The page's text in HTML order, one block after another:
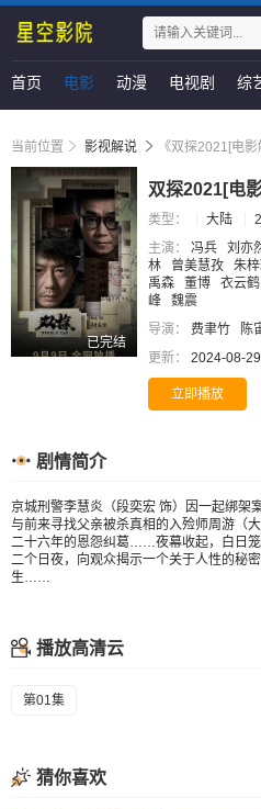
首页 电影 动漫 电视剧 综
当前位置 影视解说 《双探2021[电影
已完结
双探2021[电
类型： 大陆
主演：
冯兵 刘亦
林
曾美慧孜 朱
禹森
董博 衣云鹤
峰
魏震
导演：
费聿竹
陈
更新：
2024-08-29
立即播放
剧情简介
京城刑警李慧炎（段奕宏 饰）因一起绑架
与前来寻找父亲被杀真相的入殓师周游（
二十六年的恩怨纠葛……夜幕收起，白日
二个日夜，向观众揭示一个关于人性的秘
生……
播放高清云
第01集
猜你喜欢